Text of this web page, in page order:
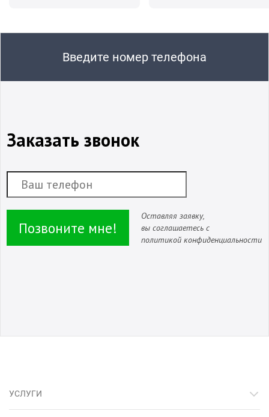
Введите номер телефона
Заказать звонок
Позвоните мне!
Оставляя заявку,
вы соглашаетесь с
политикой конфиденциальности
УСЛУГИ